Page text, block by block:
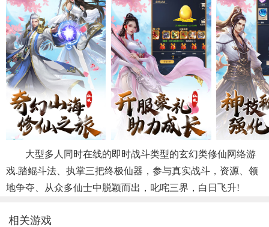
大型多人同时在线的即时战斗类型的玄幻类修仙网络游
戏.踏鲲斗法、执掌三把终极仙器，参与真实战斗，资源、领
地争夺、从众多仙士中脱颖而出，叱咤三界，白日飞升!
相关游戏